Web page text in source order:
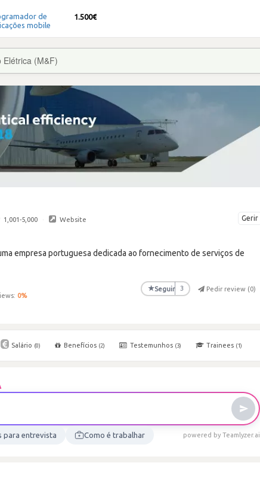
de
mobile
1.500€
(M&F)
Gerir
1,001-5,000 · Website
empresa portuguesa dedicada ao fornecimento de serviços de
0%
★Seguir 3 Pedir review (0)
Salário (0) Benefícios (2) Testemunhos (3) Trainees (1)
para entrevista Como é trabalhar powered by Teamlyzer.ai